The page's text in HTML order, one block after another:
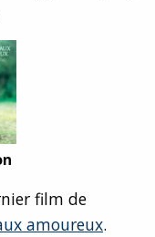
film de
amoureux.